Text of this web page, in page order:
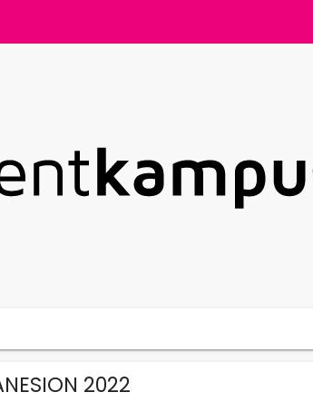
2022